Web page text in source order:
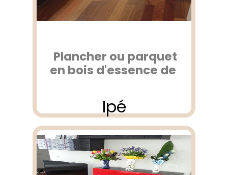
Plancher ou parquet
en bois d'essence de
Ipé